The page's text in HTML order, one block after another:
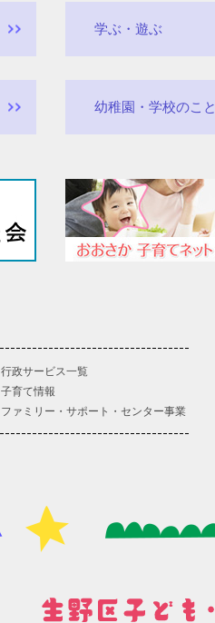
学ぶ・遊ぶ
幼稚園・学校のこと
行政サービス一覧
子育て情報
ファミリー・サポート・センター事業